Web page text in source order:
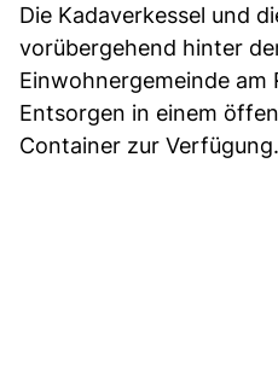
Die Kadaverkessel und
vorübergehend hinter
Einwohnergemeinde am
Entsorgen in einem
Container zur Verfügung.